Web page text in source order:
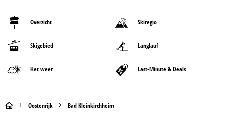
Overzicht Skiregio
Skigebied Langlauf
Het weer Last-Minute & Deals
S Oostenrijk Bad Kleinkirchheim